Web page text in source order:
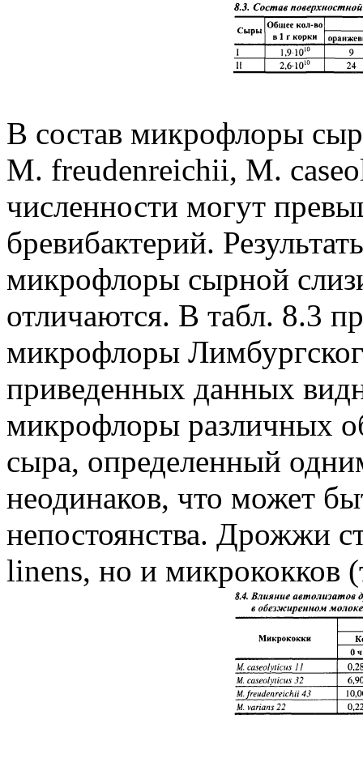
В состав микрофлоры
М. freudenreichii, М.
численности могут
бревибактерий.
микрофлоры сырной
отличаются. В табл. 8.3
микрофлоры
приведенных данных
микрофлоры различных
сыра, определенный
неодинаков, что может
непостоянства. Дрожжи
linens, но и микрококков